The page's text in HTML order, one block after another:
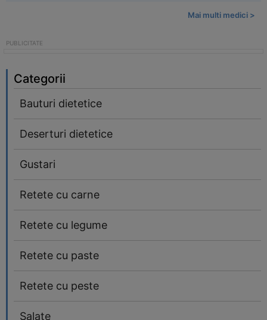
Mai multi medici >
Categorii
Bauturi dietetice
Deserturi dietetice
Gustari
Retete cu carne
Retete cu legume
Retete cu paste
Retete cu peste
Salate